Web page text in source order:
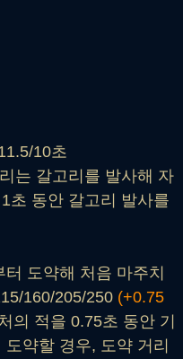
10초
는 갈고리를 발사해 자
초 동안 갈고리 발사를
도약해 처음 마주치
160/205/250 (+0.75
의 적을 0.75초 동안 기
약할 경우, 도약 거리